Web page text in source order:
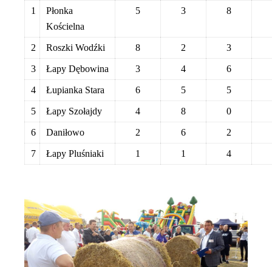
1
Płonka
Kościelna
5 3 8
2 Roszki Wodźki 8 2 3
3 Łapy Dębowina 3 4 6
4 Łupianka Stara 6 5 5
5 Łapy Szołajdy 4 8 0
6 Daniłowo 2 6 2
7 Łapy Pluśniaki 1 1 4